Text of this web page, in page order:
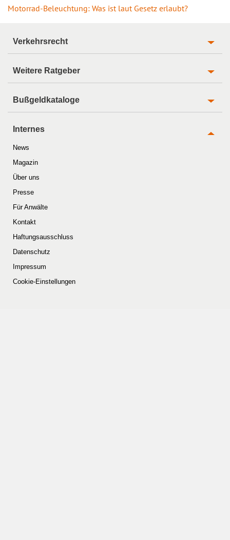
Motorrad-Beleuchtung: Was ist laut Gesetz erlaubt?
Verkehrsrecht
Weitere Ratgeber
Bußgeldkataloge
Internes
News
Magazin
Über uns
Presse
Für Anwälte
Kontakt
Haftungsausschluss
Datenschutz
Impressum
Cookie-Einstellungen